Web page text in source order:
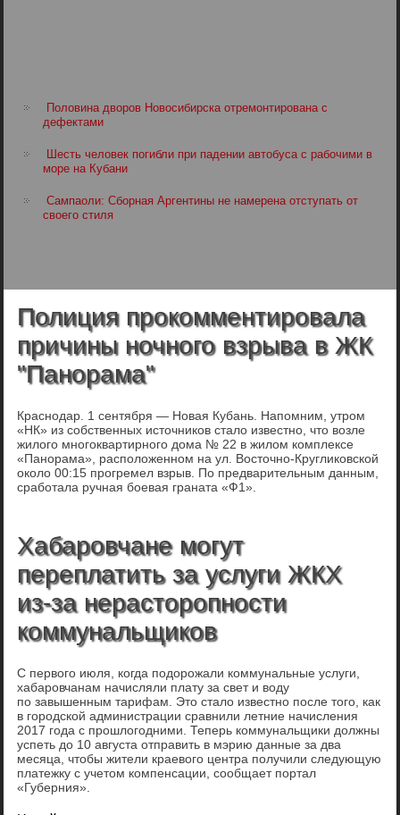
Половина дворов Новосибирска отремонтирована с
дефектами
Шесть человек погибли при падении автобуса с рабочими в
море на Кубани
Сампаоли: Сборная Аргентины не намерена отступать от
своего стиля
Полиция прокомментировала
причины ночного взрыва в ЖК
"Панорама"
Краснодар. 1 сентября — Новая Кубань. Напомним, утром
«НК» из собственных источников стало известно, что возле
жилого многоквартирного дома № 22 в жилом комплексе
«Панорама», расположенном на ул. Восточно-Кругликовской
около 00:15 прогремел взрыв. По предварительным данным,
сработала ручная боевая граната «Ф1».
Хабаровчане могут
переплатить за услуги ЖКХ
из-за нерасторопности
коммунальщиков
С первого июля, когда подорожали коммунальные услуги,
хабаровчанам начисляли плату за свет и воду
по завышенным тарифам. Это стало известно после того, как
в городской администрации сравнили летние начисления
2017 года с прошлогодними. Теперь коммунальщики должны
успеть до 10 августа отправить в мэрию данные за два
месяца, чтобы жители краевого центра получили следующую
платежку с учетом компенсации, сообщает портал
«Губерния».